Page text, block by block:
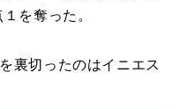
を奪った。
裏切ったのはイニエス